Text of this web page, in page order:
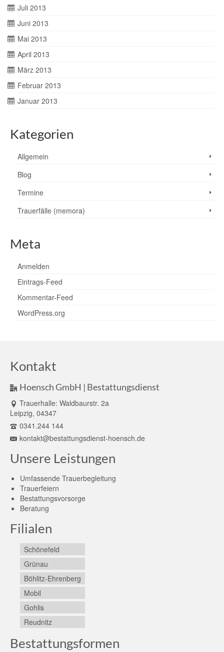
Juli 2013
Juni 2013
Mai 2013
April 2013
März 2013
Februar 2013
Januar 2013
Kategorien
Allgemein
Blog
Termine
Trauerfälle (memora)
Meta
Anmelden
Eintrags-Feed
Kommentar-Feed
WordPress.org
Kontakt
Hoensch GmbH | Bestattungsdienst
Trauerhalle: Waldbaurstr. 2a
Leipzig, 04347
0341.244 144
kontakt@bestattungsdienst-hoensch.de
Unsere Leistungen
Umfassende Trauerbegleitung
Trauerfeiern
Bestattungsvorsorge
Beratung
Filialen
Schönefeld
Grünau
Böhlitz-Ehrenberg
Mobil
Gohlis
Reudnitz
Bestattungsformen